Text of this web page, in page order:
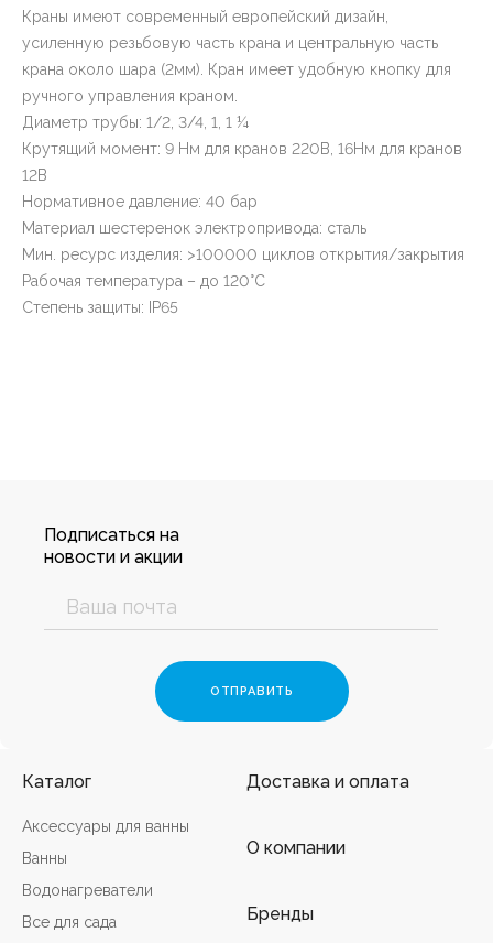
Краны имеют современный европейский дизайн,
усиленную резьбовую часть крана и центральную часть
крана около шара (2мм). Кран имеет удобную кнопку для
ручного управления краном.
Диаметр трубы: 1/2, 3/4, 1, 1 ¼
Крутящий момент: 9 Нм для кранов 220В, 16Нм для кранов
12В
Нормативное давление: 40 бар
Материал шестеренок электропривода: сталь
Мин. ресурс изделия: >100000 циклов открытия/закрытия
Рабочая температура – до 120°С
Степень защиты: IP65
Подписаться на
новости и акции
Каталог
Аксессуары для ванны
Ванны
Водонагреватели
Все для сада
Доставка и оплата
О компании
Бренды